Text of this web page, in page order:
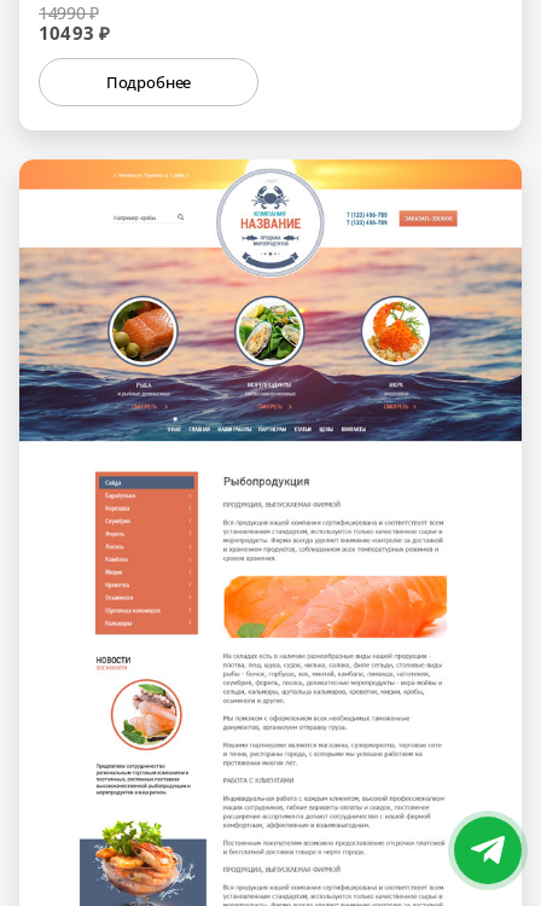
14990 ₽
10493 ₽
Подробнее